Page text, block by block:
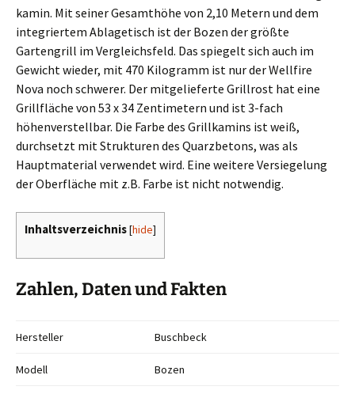
kamin. Mit seiner Gesamthöhe von 2,10 Metern und dem
integriertem Ablagetisch ist der Bozen der größte
Gartengrill im Vergleichsfeld. Das spiegelt sich auch im
Gewicht wieder, mit 470 Kilogramm ist nur der Wellfire
Nova noch schwerer. Der mitgelieferte Grillrost hat eine
Grillfläche von 53 x 34 Zentimetern und ist 3-fach
höhenverstellbar. Die Farbe des Grillkamins ist weiß,
durchsetzt mit Strukturen des Quarzbetons, was als
Hauptmaterial verwendet wird. Eine weitere Versiegelung
der Oberfläche mit z.B. Farbe ist nicht notwendig.
Inhaltsverzeichnis[hide]
Zahlen, Daten und Fakten
Hersteller Buschbeck
Modell Bozen